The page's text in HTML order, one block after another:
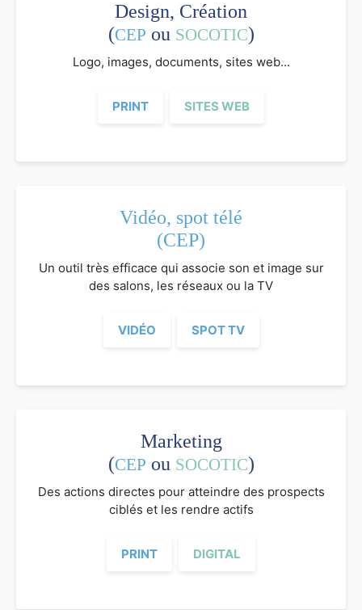
Design, Création
(CEP ou SOCOTIC)
Logo, images, documents, sites web...
PRINT SITES WEB
Vidéo, spot télé
(CEP)
Un outil très efficace qui associe son et image sur
des salons, les réseaux ou la TV
VIDÉO SPOT TV
Marketing
(CEP ou SOCOTIC)
Des actions directes pour atteindre des prospects
ciblés et les rendre actifs
PRINT DIGITAL